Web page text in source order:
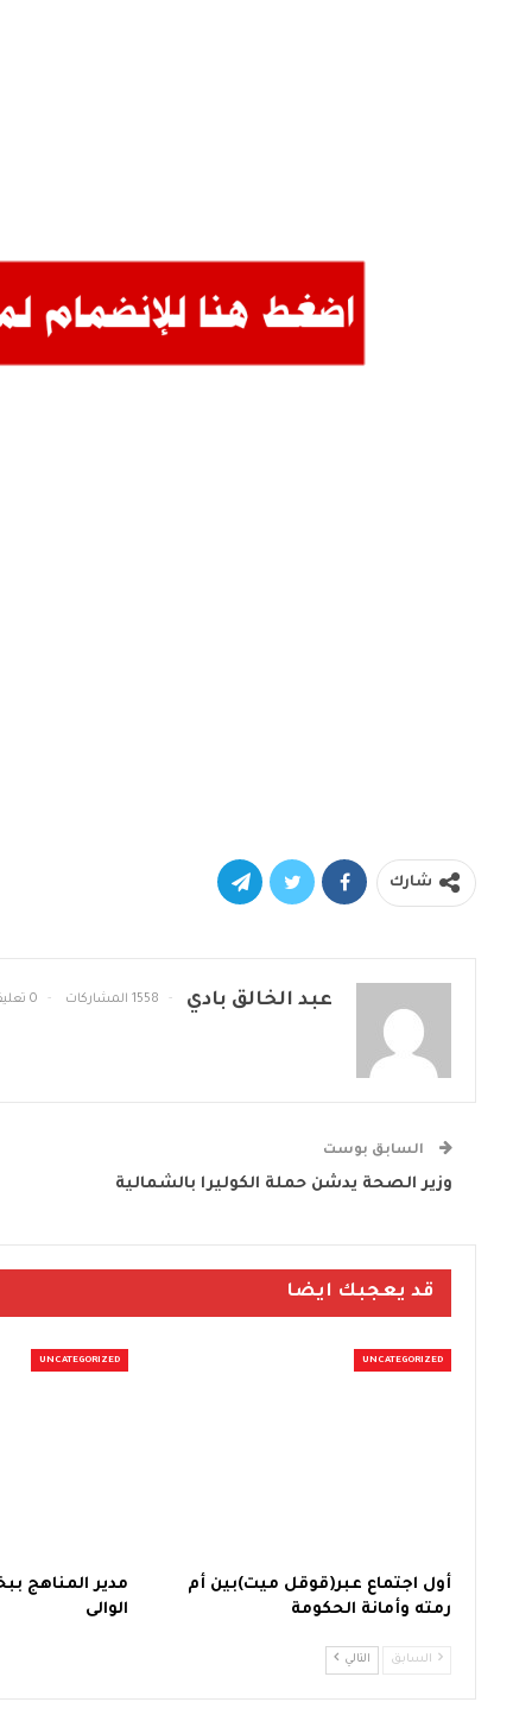
شارك
عبد الخالق بادي 1558 المشاركات 0 تعليقات
السابق بوست
وزير الصحة يدشن حملة الكوليرا بالشمالية
قد يعجبك ايضا
UNCATEGORIZED
أول اجتماع عبر(قوقل ميت)بين أم
رمته وأمانة الحكومة
UNCATEGORIZED
مدير المناهج
الوالى
السابق التالي